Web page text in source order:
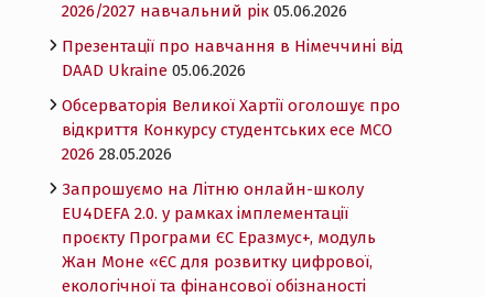
2026/2027 навчальний рік 05.06.2026
Презентації про навчання в Німеччині від
DAAD Ukraine 05.06.2026
Обсерваторія Великої Хартії оголошує про
відкриття Конкурсу студентських есе MCO
2026 28.05.2026
Запрошуємо на Літню онлайн-школу
EU4DEFA 2.0. у рамках імплементації
проєкту Програми ЄС Еразмус+, модуль
Жан Моне «ЄС для розвитку цифрової,
екологічної та фінансової обізнаності